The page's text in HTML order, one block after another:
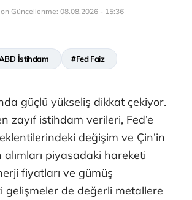
Güncellenme: 08.08.2026 - 15:36
İstihdam #Fed Faiz
güçlü yükseliş dikkat çekiyor.
zayıf istihdam verileri, Fed’e
değişim ve Çin’in
alımları piyasadaki hareketi
fiyatları ve gümüş
gelişmeler de değerli metallere